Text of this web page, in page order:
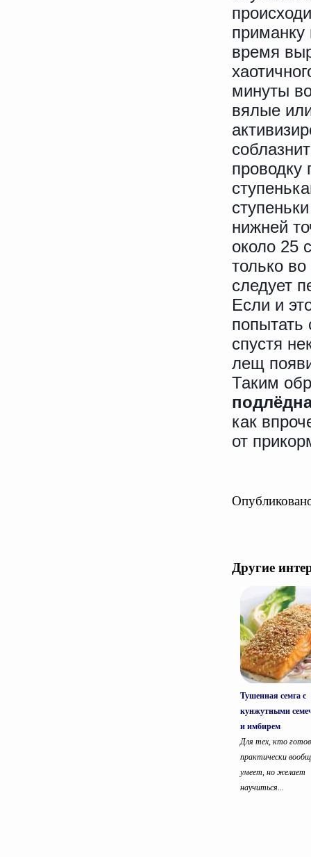
приманку
время
минуты
вялые
проводку
нижней
около 25
только
следует
Если и
попытать
спустя
лещ
Таким
как
от
Другие
Тушенная семга с
кунжутными
и имбирем
Для тех, кто
практически
умеет, но желает
научиться...